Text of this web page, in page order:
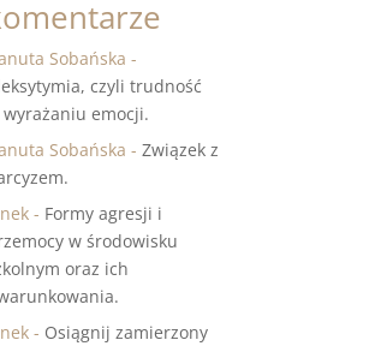
Sobańska -
czyli trudność
wyrażaniu emocji.
Sobańska -Związek z
- Formy agresji i
w środowisku
oraz ich
- Osiągnij zamierzony